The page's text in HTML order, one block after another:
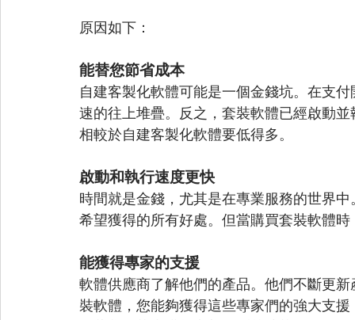
原因如下：
能替您節省成本
自建客製化軟體可能是一個金錢坑。在支
速的往上堆疊。反之，套裝軟體已經啟動
相較於自建客製化軟體要低得多。
啟動和執行速度更快
時間就是金錢，尤其是在專業服務的世界
希望獲得的所有好處。但當購買套裝軟體
能獲得專家的支援
軟體供應商了解他們的產品。他們不斷更
裝軟體，您能夠獲得這些專家們的強大支